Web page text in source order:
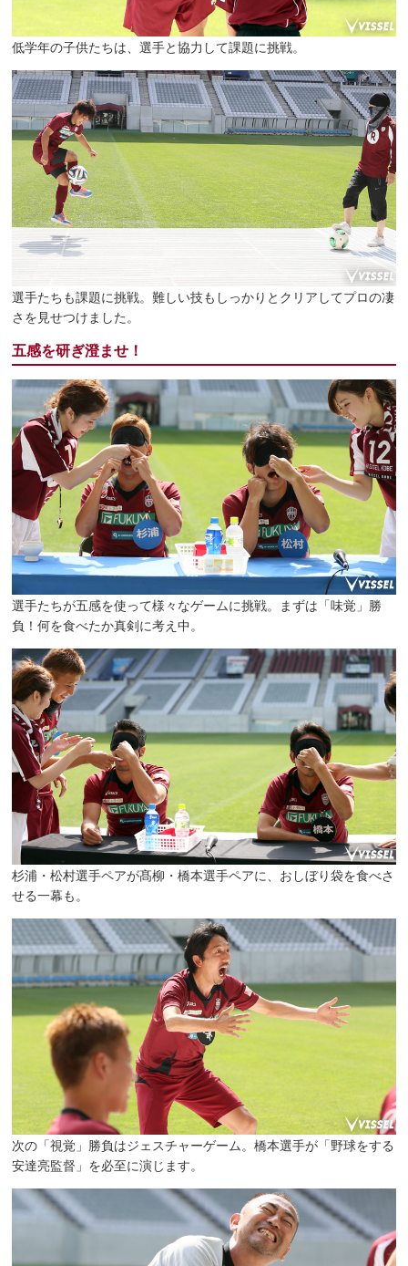
低学年の子供たちは、選手と協力して課題に挑戦。
選手たちも課題に挑戦。難しい技もしっかりとクリアしてプロの凄
さを見せつけました。
五感を研ぎ澄ませ！
選手たちが五感を使って様々なゲームに挑戦。まずは「味覚」勝
負！何を食べたか真剣に考え中。
杉浦・松村選手ペアが髙柳・橋本選手ペアに、おしぼり袋を食べさ
せる一幕も。
次の「視覚」勝負はジェスチャーゲーム。橋本選手が「野球をする
安達亮監督」を必至に演じます。